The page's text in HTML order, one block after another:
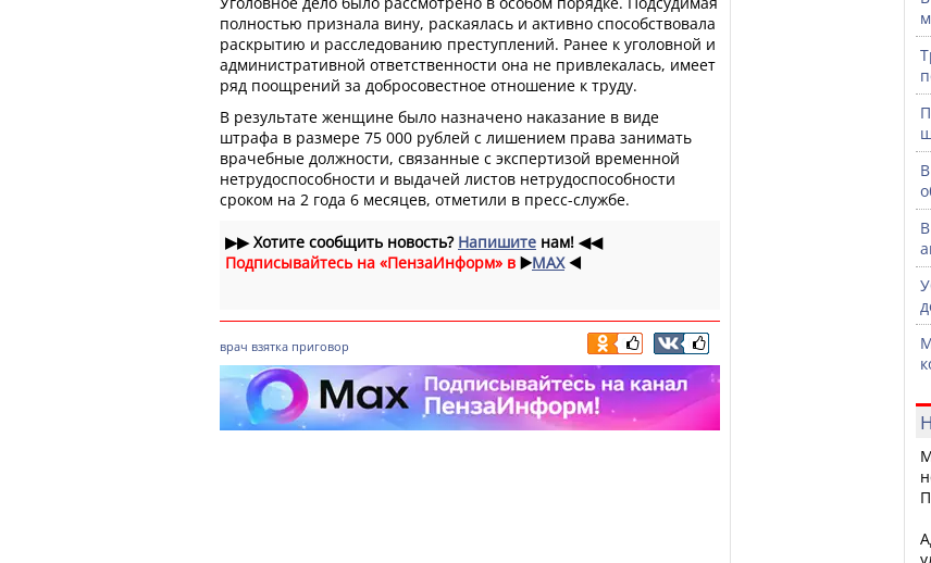
полностью признала вину, раскаялась и активно способствовала
раскрытию и расследованию преступлений. Ранее к уголовной и
административной ответственности она не привлекалась, имеет
ряд поощрений за добросовестное отношение к труду.
В результате женщине было назначено наказание в виде
штрафа в размере 75 000 рублей с лишением права занимать
врачебные должности, связанные с экспертизой временной
нетрудоспособности и выдачей листов нетрудоспособности
сроком на 2 года 6 месяцев, отметили в пресс-службе.
▶▶Хотите сообщить новость? Напишите нам! ◀◀
Подписывайтесь на «ПензаИнформ» в ▶️MAX ◀️
врач взятка приговор